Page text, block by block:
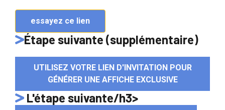
essayez ce lien
Étape suivante (supplémentaire)
UTILISEZ VOTRE LIEN D'INVITATION POUR
GÉNÉRER UNE AFFICHE EXCLUSIVE
L'étape suivante/h3>